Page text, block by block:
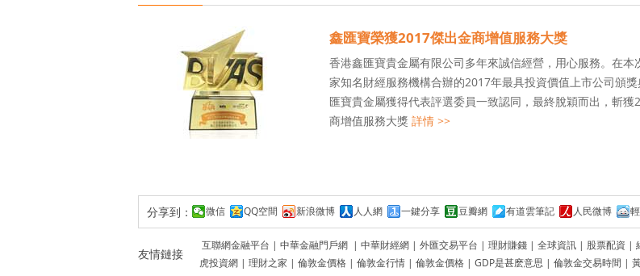
鑫匯寶榮獲2017傑出金商增值服務大獎
香港鑫匯寶貴金屬有限公司多年來誠信經營，用心服務。在本
家知名財經服務機構合辦的2017年最具投資價值上市公司頒
匯寶貴金屬獲得代表評選委員一致認同，最終脫穎而出，斬獲
商增值服務大獎 詳情 >>
分享到： 微信 QQ空間 新浪微博 人人網 一鍵分享 豆瓣網 有道雲筆記 人民微博
友情鏈接
互聯網金融平台 | 中華金融門戶網 | 中華財經網 | 外匯交易平台 | 理財賺錢 | 全球資訊 | 股票配資 |
虎投資網 | 理財之家 | 倫敦金價格 | 倫敦金行情 | 倫敦金價格 | GDP是甚麽意思 | 倫敦金交易時間 |